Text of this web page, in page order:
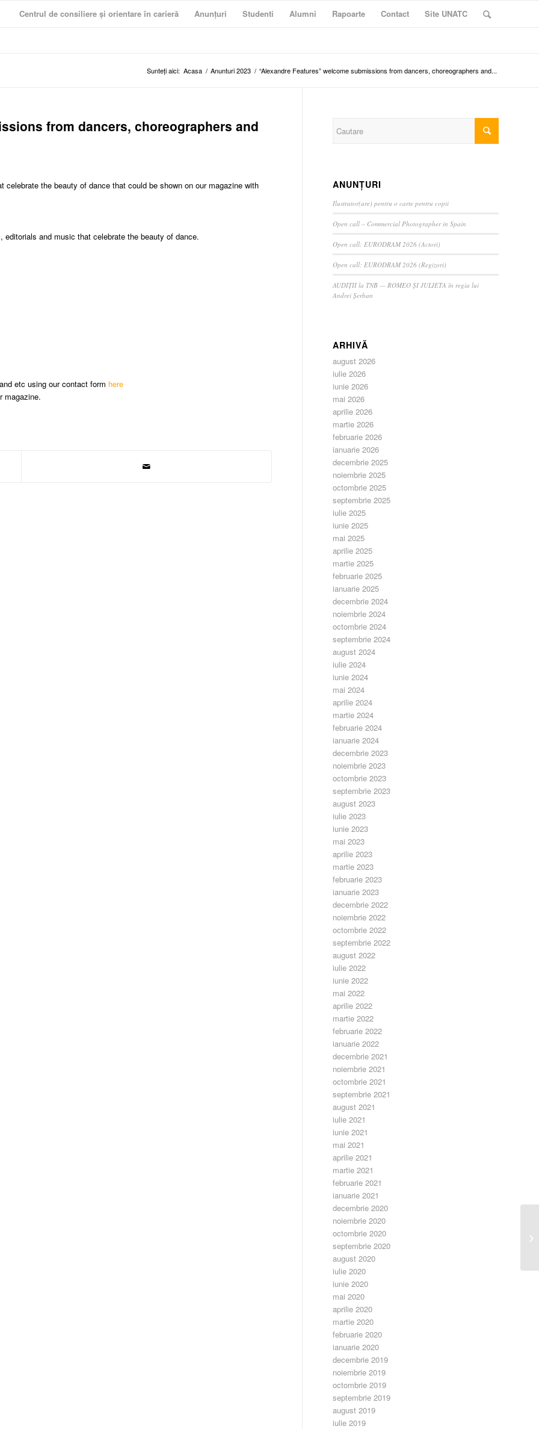
Centrul de consiliere și orientare în carieră Anunțuri Studenti Alumni Rapoarte Contact Site UNATC
Sunteți aici: Acasa / Anunturi 2023 / “Alexandre Features” welcome submissions from dancers, choreographers and...
from dancers, choreographers and
the beauty of dance that could be shown on our magazine with
and music that celebrate the beauty of dance.
etc using our contact form here
magazine.
ANUNȚURI
Ilustrator(are) pentru o carte pentru copii
Open call – Commercial Photographer in Spain
Open call: EURODRAM 2026 (Actori)
Open call: EURODRAM 2026 (Regizori)
AUDIȚII la TNB — ROMEO ȘI JULIETA în regia lui
Andrei Șerban
ARHIVĂ
august 2026
iulie 2026
iunie 2026
mai 2026
aprilie 2026
martie 2026
februarie 2026
ianuarie 2026
decembrie 2025
noiembrie 2025
octombrie 2025
septembrie 2025
iulie 2025
iunie 2025
mai 2025
aprilie 2025
martie 2025
februarie 2025
ianuarie 2025
decembrie 2024
noiembrie 2024
octombrie 2024
septembrie 2024
august 2024
iulie 2024
iunie 2024
mai 2024
aprilie 2024
martie 2024
februarie 2024
ianuarie 2024
decembrie 2023
noiembrie 2023
octombrie 2023
septembrie 2023
august 2023
iulie 2023
iunie 2023
mai 2023
aprilie 2023
martie 2023
februarie 2023
ianuarie 2023
decembrie 2022
noiembrie 2022
octombrie 2022
septembrie 2022
august 2022
iulie 2022
iunie 2022
mai 2022
aprilie 2022
martie 2022
februarie 2022
ianuarie 2022
decembrie 2021
noiembrie 2021
octombrie 2021
septembrie 2021
august 2021
iulie 2021
iunie 2021
mai 2021
aprilie 2021
martie 2021
februarie 2021
ianuarie 2021
decembrie 2020
noiembrie 2020
octombrie 2020
septembrie 2020
august 2020
iulie 2020
iunie 2020
mai 2020
aprilie 2020
martie 2020
februarie 2020
ianuarie 2020
decembrie 2019
noiembrie 2019
octombrie 2019
septembrie 2019
august 2019
iulie 2019